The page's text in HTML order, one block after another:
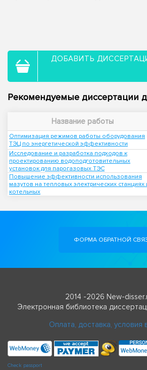
ДОБАВИТЬ
Рекомендуемые диссертации
Название работы
Оптимизация режимов работы оборудования
ТЭЦ по энергетической эффективности
Исследование и разработка подходов к
проектированию водоподготовительных
установок для парогазовых ТЭС
Повышение эффективности использования
мазутов на тепловых электрических станциях
котельных
ФОРМА ОБРАТНОЙ
2014 -2026 New-
Электронная библиотека
Оплата, доставка, условия
Check passport